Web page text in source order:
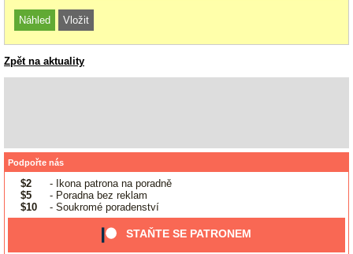
Zpět na aktuality
Podpořte nás
$2
- Ikona patrona na poradně
$5
- Poradna bez reklam
$10
- Soukromé poradenství
STAŇTE SE PATRONEM